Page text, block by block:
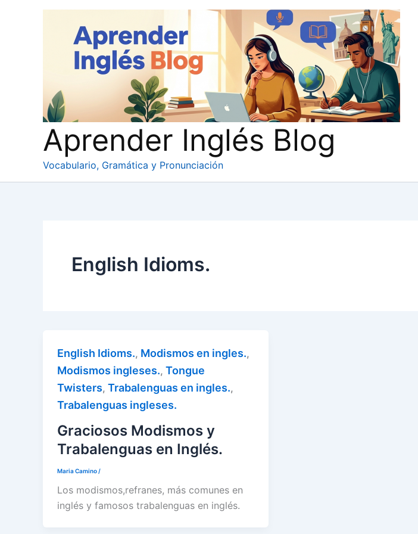
Aprender Inglés Blog
Vocabulario, Gramática y Pronunciación
English Idioms.
English Idioms., Modismos en ingles.,
Modismos ingleses., Tongue
Twisters, Trabalenguas en ingles.,
Trabalenguas ingleses.
Graciosos Modismos y
Trabalenguas en Inglés.
Maria Camino/
Los modismos,refranes, más comunes en
inglés y famosos trabalenguas en inglés.